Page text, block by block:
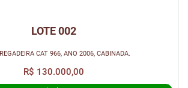
LOTE 002
CAT 966, ANO 2006, CABINADA.
R$ 130.000,00